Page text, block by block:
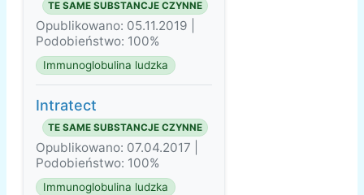
TE SAME SUBSTANCJE CZYNNE
Opublikowano: 05.11.2019 |
Podobieństwo: 100%
Immunoglobulina ludzka
Intratect
TE SAME SUBSTANCJE CZYNNE
Opublikowano: 07.04.2017 |
Podobieństwo: 100%
Immunoglobulina ludzka